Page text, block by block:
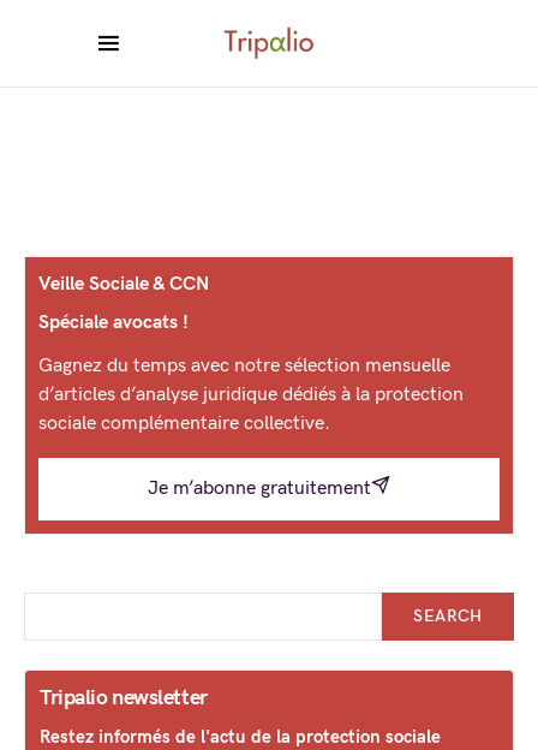
Veille Sociale & CCN
Spéciale avocats !
Gagnez du temps avec notre sélection mensuelle
d’articles d’analyse juridique dédiés à la protection
sociale complémentaire collective.
Je m’abonne gratuitement
SEARCH
Tripalio newsletter
Restez informés de l'actu de la protection sociale